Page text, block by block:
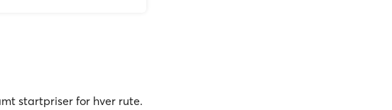
startpriser for hver rute.